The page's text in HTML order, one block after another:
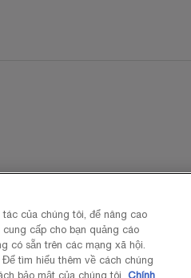
của chúng tôi, để nâng cao
cấp cho bạn quảng cáo
có sẵn trên các mạng xã hội.
tìm hiểu thêm về cách chúng